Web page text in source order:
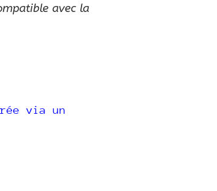
avec la
via un